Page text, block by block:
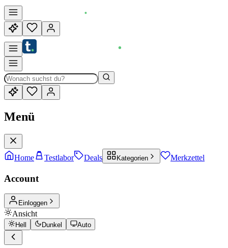
Menü
Home Testlabor Deals Kategorien Merkzettel
Account
Einloggen
Ansicht
Hell Dunkel Auto